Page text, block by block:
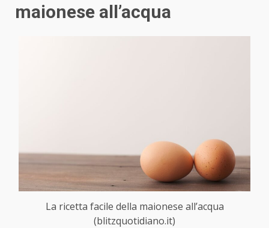
maionese all’acqua
La ricetta facile della maionese all’acqua
(blitzquotidiano.it)